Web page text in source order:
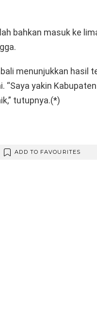
bahkan masuk ke
menunjukkan hasil
“Saya yakin
tutupnya.(*)
ADD TO FAVOURITES